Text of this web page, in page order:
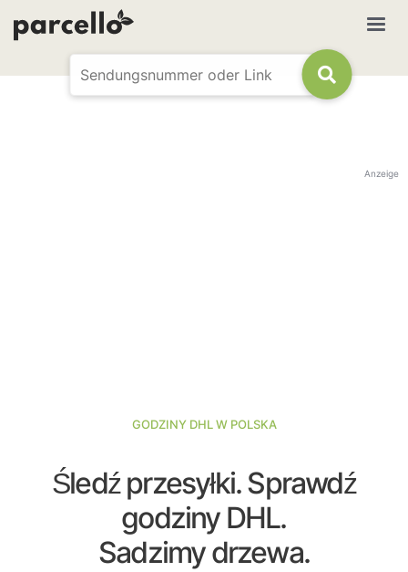
Anzeige
GODZINY DHL W POLSKA
Śledź przesyłki. Sprawdź
godziny DHL.
Sadzimy drzewa.